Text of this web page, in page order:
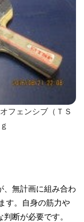
フェンシブ（ＴＳ
、無計画に組み合わ
す。自身の筋力や
断が必要です。